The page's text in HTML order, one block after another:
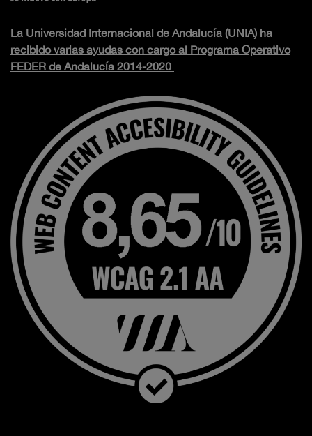
La Universidad Internacional de Andalucía (UNIA) ha
recibido varias ayudas con cargo al Programa Operativo
FEDER de Andalucía 2014-2020